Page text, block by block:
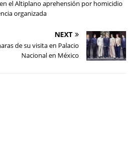
el Altiplano aprehensión por homicidio
organizada
NEXT
de su visita en Palacio
Nacional en México